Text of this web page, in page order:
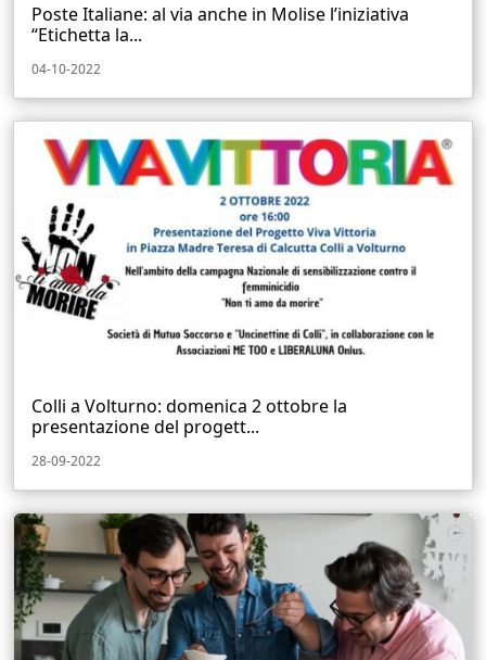
Poste Italiane: al via anche in Molise l’iniziativa
“Etichetta la...
04-10-2022
Colli a Volturno: domenica 2 ottobre la
presentazione del progett...
28-09-2022